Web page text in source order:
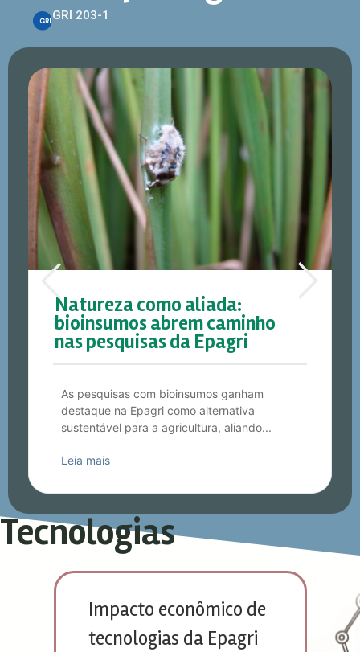
GRI 203-1
Natureza como aliada:
bioinsumos abrem caminho
nas pesquisas da Epagri
As pesquisas com bioinsumos ganham
destaque na Epagri como alternativa
sustentável para a agricultura, aliando...
Leia mais
Tecnologias
Impacto econômico de
tecnologias da Epagri